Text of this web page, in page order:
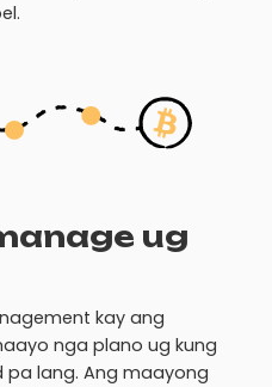
ug
kay ang
nga plano ug kung
pa lang. Ang maayong